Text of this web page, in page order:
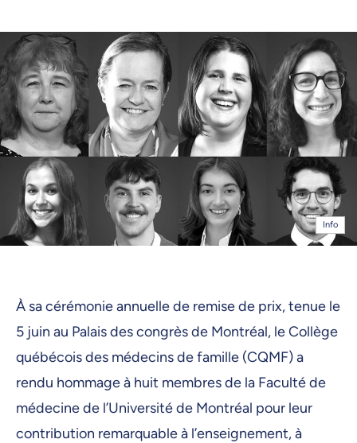
Info
À sa cérémonie annuelle de remise de prix, tenue le
5 juin au Palais des congrès de Montréal, le Collège
québécois des médecins de famille (CQMF) a
rendu hommage à huit membres de la Faculté de
médecine de l’Université de Montréal pour leur
contribution remarquable à l’enseignement, à